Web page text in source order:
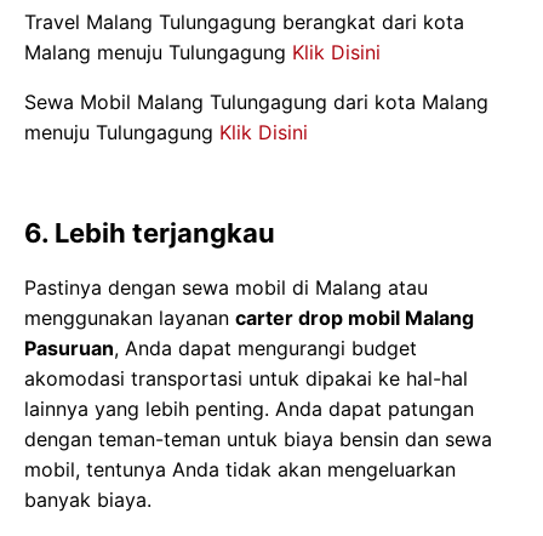
Travel Malang Tulungagung berangkat dari kota
Malang menuju Tulungagung Klik Disini
Sewa Mobil Malang Tulungagung dari kota Malang
menuju Tulungagung Klik Disini
6. Lebih terjangkau
Pastinya dengan sewa mobil di Malang atau
menggunakan layanan carter drop mobil Malang
Pasuruan, Anda dapat mengurangi budget
akomodasi transportasi untuk dipakai ke hal-hal
lainnya yang lebih penting. Anda dapat patungan
dengan teman-teman untuk biaya bensin dan sewa
mobil, tentunya Anda tidak akan mengeluarkan
banyak biaya.